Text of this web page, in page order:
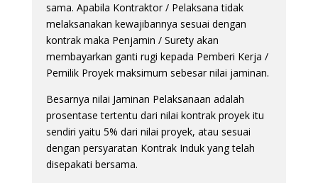
sama. Apabila Kontraktor / Pelaksana tidak
melaksanakan kewajibannya sesuai dengan
kontrak maka Penjamin / Surety akan
membayarkan ganti rugi kepada Pemberi Kerja /
Pemilik Proyek maksimum sebesar nilai jaminan.
Besarnya nilai Jaminan Pelaksanaan adalah
prosentase tertentu dari nilai kontrak proyek itu
sendiri yaitu 5% dari nilai proyek, atau sesuai
dengan persyaratan Kontrak Induk yang telah
disepakati bersama.